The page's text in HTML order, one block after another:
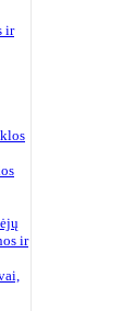
ir
ir